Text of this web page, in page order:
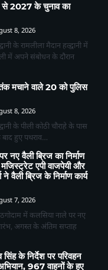
से 2027 के चुनाव का
8, 2026
के रामलीला मैदान हल्द्वानी में
में अपने संबोधन के दौरान
मचाने वाले 20 को पुलिस
8, 2026
के पीली कोठी चौराहे के पास
बाद हुए पथराव…
नए वैली ब्रिज का निर्माण
मजिस्ट्रेट एपी वाजपेयी और
वैली ब्रिज के निर्माण कार्य
7, 2026
में कलसिया नाले पर नए
अगस्त के अंतिम सप्ताह
सिंह के निर्देश पर परिवहन
967 वाहनों के हुए